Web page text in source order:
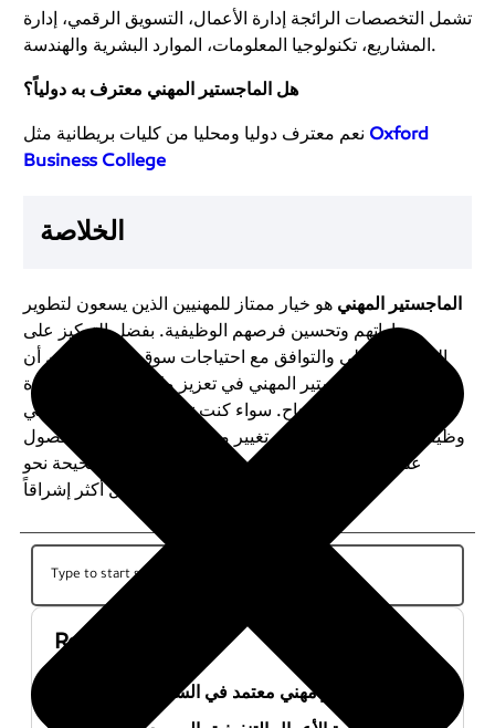
تشمل التخصصات الرائجة إدارة الأعمال، التسويق الرقمي، إدارة
المشاريع، تكنولوجيا المعلومات، الموارد البشرية والهندسة.
هل الماجستير المهني معترف به دولياً؟
Oxford
Business College
الخلاصة
الماجستير المهني هو خيار ممتاز للمهنيين الذين يسعون لتطوير
مهاراتهم وتحسين فرصهم الوظيفية. بفضل التركيز على
التطبيق العملي والتوافق مع احتياجات سوق العمل، يمكن أن
يساهم الماجستير المهني في تعزيز مكانتك المهنية وزيادة
فرصك في تحقيق النجاح. سواء كنت تسعى لتحسين أدائك في
وظيفتك الحالية أو تفكر في تغيير مسارك المهني، فإن الحصول
على
يمكن أن يكون الخطوة الصحيحة نحو
Recent Posts
أفضل ماجستير مهني معتمد في السعودية 2026